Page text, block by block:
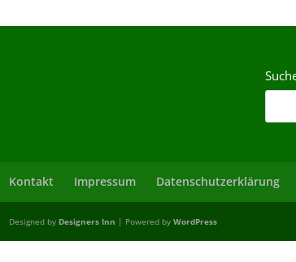
Kontakt Impressum Datenschutzerklärung
Designed by Designers Inn | Powered by WordPress